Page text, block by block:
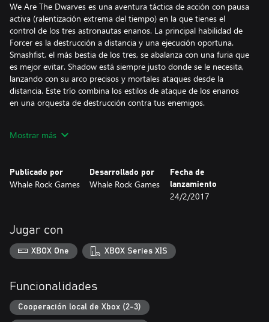
We Are The Dwarves es una aventura táctica de acción con pausa
activa (ralentización extrema del tiempo) en la que tienes el
control de los tres astronautas enanos. La principal habilidad de
Forcer es la destrucción a distancia y una ejecución oportuna.
Smashfist, el más bestia de los tres, se abalanza con una furia que
es mejor evitar. Shadow está siempre justo donde se le necesita,
lanzando con su arco precisos y mortales ataques desde la
distancia. Este trío combina los estilos de ataque de los enanos
en una orquesta de destrucción contra tus enemigos.
Tres personajes distintos, cada uno con una serie de habilidades y
personalización varía desde el sigilo hasta la incursión.
Modo de juego en pausa y en cola - ralentización y configuración
movimiento, ruido ambiental y aroma.
Mostrar más
Publicado por
Whale Rock Games
Desarrollado por
Whale Rock Games
Fecha de
lanzamiento
24/2/2017
Jugar con
XBOX One XBOX Series X|S
Funcionalidades
Cooperación local de Xbox (2-3)